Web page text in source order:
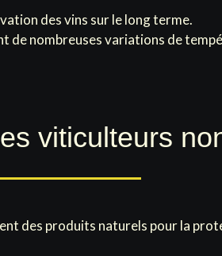
des vins sur le long terme.
de nombreuses variations de
viticulteurs
des produits naturels pour la